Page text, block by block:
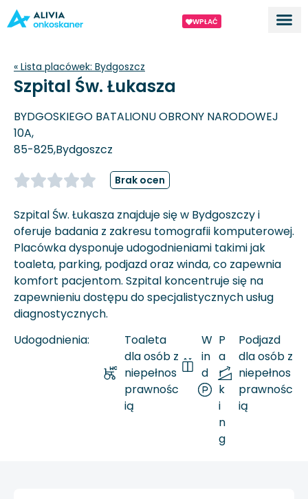
WPŁAĆ
« Lista placówek: Bydgoszcz
Szpital Św. Łukasza
BYDGOSKIEGO BATALIONU OBRONY NARODOWEJ
10A,
85-825,Bydgoszcz
Brak ocen
Szpital Św. Łukasza znajduje się w Bydgoszczy i
oferuje badania z zakresu tomografii komputerowej.
Placówka dysponuje udogodnieniami takimi jak
toaleta, parking, podjazd oraz winda, co zapewnia
komfort pacjentom. Szpital koncentruje się na
zapewnieniu dostępu do specjalistycznych usług
diagnostycznych.
Udogodnienia:
Toaleta
dla osób z
niepełnos
prawnośc
ią
W
in
d
a
P
a
r
k
i
n
g
Podjazd
dla osób z
niepełnos
prawnośc
ią